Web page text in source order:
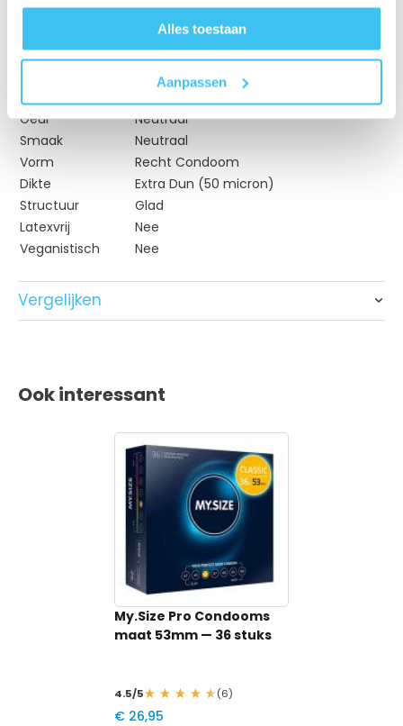
Alles toestaan
Aanpassen
Materiaal
Natuurlijk Rubber Latex
53mm
Lengte Condoom 180mm
Normaal
Geur
Neutraal
Smaak
Neutraal
Vorm
Recht Condoom
Dikte
Extra Dun (50 micron)
Structuur
Glad
Latexvrij
Nee
Veganistisch
Nee
Vergelijken
Materiaal
Natuurlijk Rubber
53 mm
Siliconenbasis
Neutraal
Neutraal
Recht
50 Microns
Glad
Nee
Ook interessant
My.Size Pro Condooms
maat 53mm — 36 stuks
4.5/5 (6)
€ 26,95